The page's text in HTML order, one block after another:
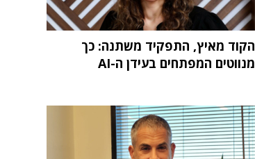
הקוד מאיץ, התפקיד משתנה: כך
מנווטים המפתחים בעידן ה-AI